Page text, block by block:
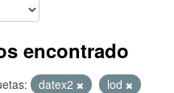
encontrado
datex2
lod